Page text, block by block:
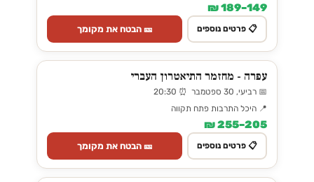
149–189 ₪
📋 פרטים נוספים 🎫 הבטח את מקומך
עפרה - מחזמר התיאטרון העברי
📅 רביעי, 30 ספטמבר ⏰ 20:30
📍 היכל התרבות פתח תקווה
205–255 ₪
📋 פרטים נוספים 🎫 הבטח את מקומך